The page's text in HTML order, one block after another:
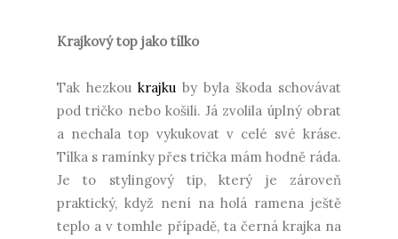
Krajkový top jako tílko
Tak hezkou krajku by byla škoda schovávat
pod tričko nebo košili. Já zvolila úplný obrat
a nechala top vykukovat v celé své kráse.
Tílka s ramínky přes trička mám hodně ráda.
Je to stylingový tip, který je zároveň
praktický, když není na holá ramena ještě
teplo a v tomhle případě, ta černá krajka na